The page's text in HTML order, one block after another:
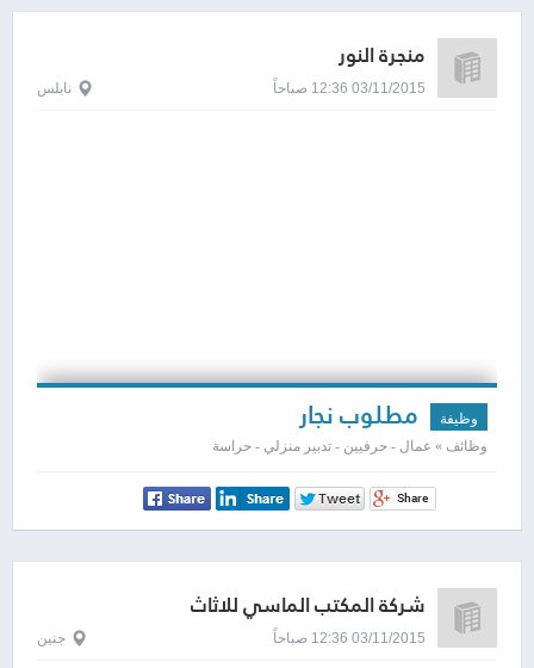
منجرة النور
03/11/2015 12:36 صباحاً نابلس
وظيفة مطلوب نجار
وظائف » عمال - حرفيين - تدبير منزلي - حراسة
شركة المكتب الماسي للاثاث
03/11/2015 12:36 صباحاً جنين